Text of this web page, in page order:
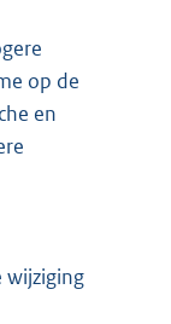
op de
en
wijziging